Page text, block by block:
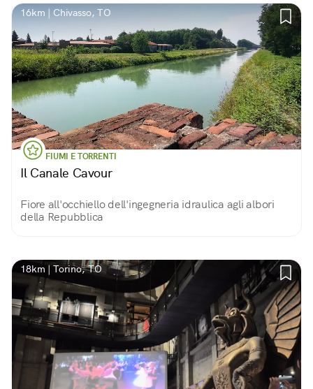
16km | Chivasso, TO
FIUMI E TORRENTI
Il Canale Cavour
Fiore all'occhiello dell'ingegneria idraulica agli albori
della Repubblica
18km | Torino, TO